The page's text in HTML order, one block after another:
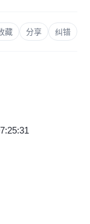
藏 分享 纠错